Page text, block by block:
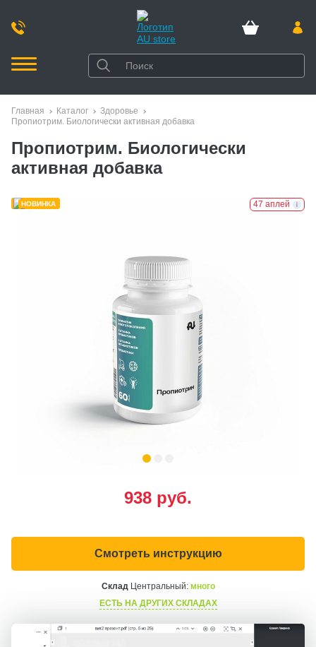
Главная Каталог
Здоровье
Пропиотрим. Биологически активная добавка
Пропиотрим. Биологически
активная добавка
47 аплей
938 руб.
Смотреть инструкцию
СкладЦентральный: много
ЕСТЬ НА ДРУГИХ СКЛАДАХ